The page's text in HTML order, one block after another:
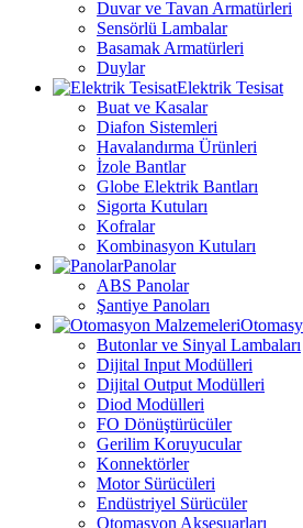
Duvar ve Tavan Armatürleri
Sensörlü Lambalar
Basamak Armatürleri
Duylar
Elektrik Tesisat
Buat ve Kasalar
Diafon Sistemleri
Havalandırma Ürünleri
İzole Bantlar
Globe Elektrik Bantları
Sigorta Kutuları
Kofralar
Kombinasyon Kutuları
Panolar
ABS Panolar
Şantiye Panoları
Butonlar ve Sinyal Lambaları
Dijital Input Modülleri
Dijital Output Modülleri
Diod Modülleri
FO Dönüştürücüler
Gerilim Koruyucular
Konnektörler
Motor Sürücüleri
Endüstriyel Sürücüler
Otomasyon Aksesuarları